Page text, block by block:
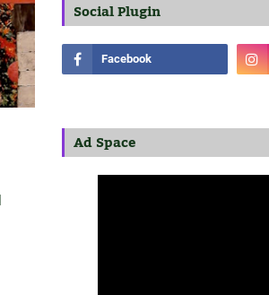
Social Plugin
Ad Space